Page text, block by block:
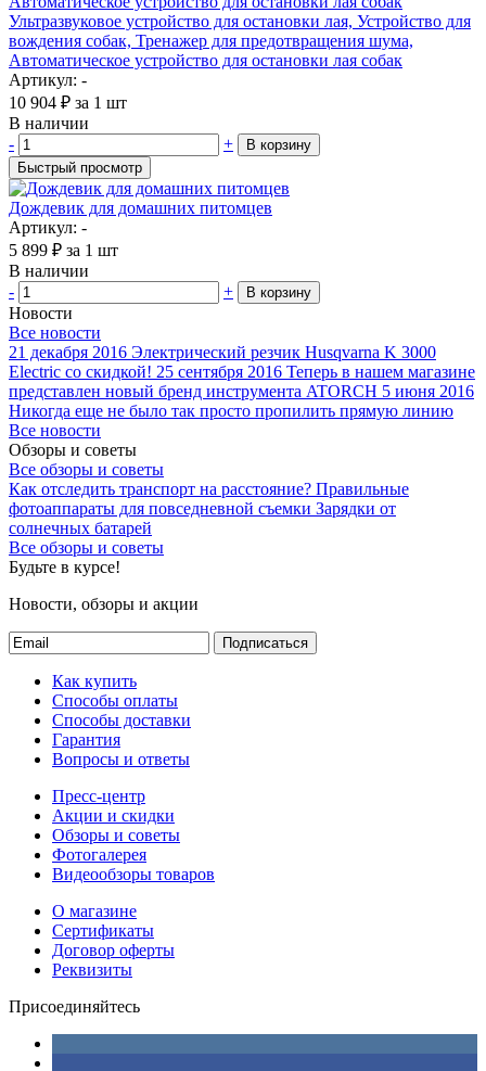
Ультразвуковое устройство для остановки лая, Устройство для
вождения собак, Тренажер для предотвращения шума,
Автоматическое устройство для остановки лая собак
Артикул: -
10 904 ₽ за 1 шт
В наличии
-
+
В корзину
Быстрый просмотр
Дождевик для домашних питомцев
Артикул: -
5 899 ₽ за 1 шт
В наличии
-
+ В корзину
Новости
Все новости
21 декабря 2016 Электрический резчик Husqvarna K 3000
Electric со скидкой! 25 сентября 2016 Теперь в нашем магазине
представлен новый бренд инструмента ATORCH 5 июня 2016
Никогда еще не было так просто пропилить прямую линию
Все новости
Обзоры и советы
Все обзоры и советы
Как отследить транспорт на расстояние? Правильные
фотоаппараты для повседневной съемки Зарядки от
солнечных батарей
Все обзоры и советы
Будьте в курсе!
Новости, обзоры и акции
Подписаться
Как купить
Способы оплаты
Способы доставки
Гарантия
Вопросы и ответы
Пресс-центр
Акции и скидки
Обзоры и советы
Фотогалерея
Видеообзоры товаров
О магазине
Сертификаты
Договор оферты
Реквизиты
Присоединяйтесь